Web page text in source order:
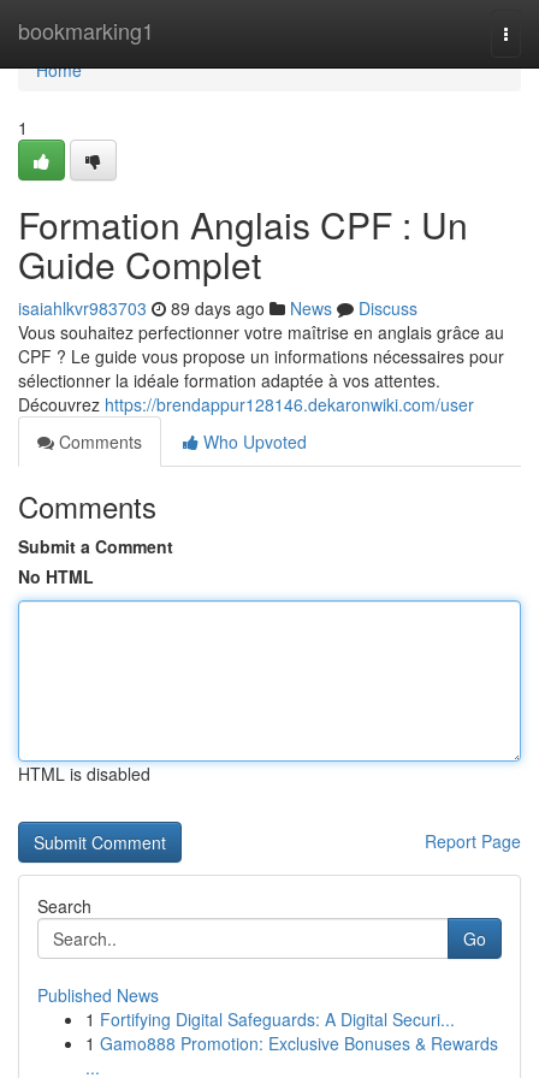
bookmarking1
Home
Home
1
Formation Anglais CPF : Un
Guide Complet
isaiahlkvr983703 89 days ago News
Discuss
Vous souhaitez perfectionner votre maîtrise en anglais grâce au
CPF ? Le guide vous propose un informations nécessaires pour
sélectionner la idéale formation adaptée à vos attentes.
Découvrez https://brendappur128146.dekaronwiki.com/user
Comments
Who Upvoted
Comments
Submit a Comment
No HTML
HTML is disabled
Report Page
Search
Go
Published News
1 Fortifying Digital Safeguards: A Digital Securi...
1 Gamo888 Promotion: Exclusive Bonuses & Rewards
...